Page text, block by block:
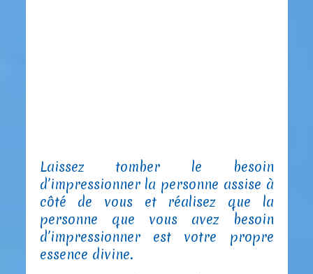
Laissez tomber le besoin
d’impressionner la personne assise à
côté de vous et réalisez que la
personne que vous avez besoin
d’impressionner est votre propre
essence divine.